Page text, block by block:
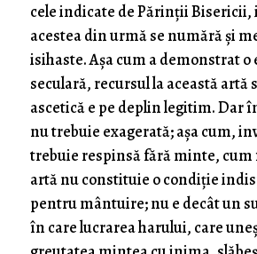
cele indicate de Părinţii
acestea din urmă se numără şi
isihaste. Aşa cum a demonstrat
seculară, recursul la această artă
ascetică e pe deplin legitim. Dar
nu trebuie exagerată; aşa cum,
trebuie respinsă fără minte, cum
artă nu constituie o condiţie
pentru mântuire; nu e decât un
în care lucrarea harului, care